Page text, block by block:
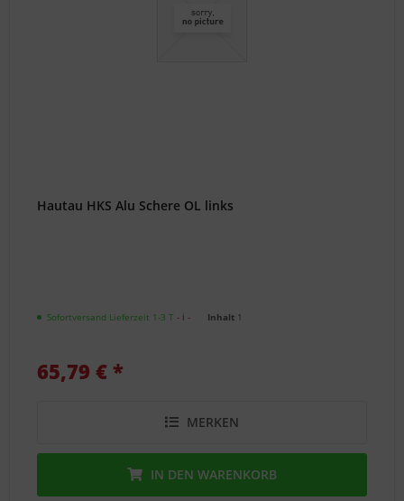
Hautau HKS Alu Schere OL links
Sofortversand Lieferzeit 1-3 T- ℹ - Inhalt 1
65,79 € *
MERKEN
IN DEN WARENKORB